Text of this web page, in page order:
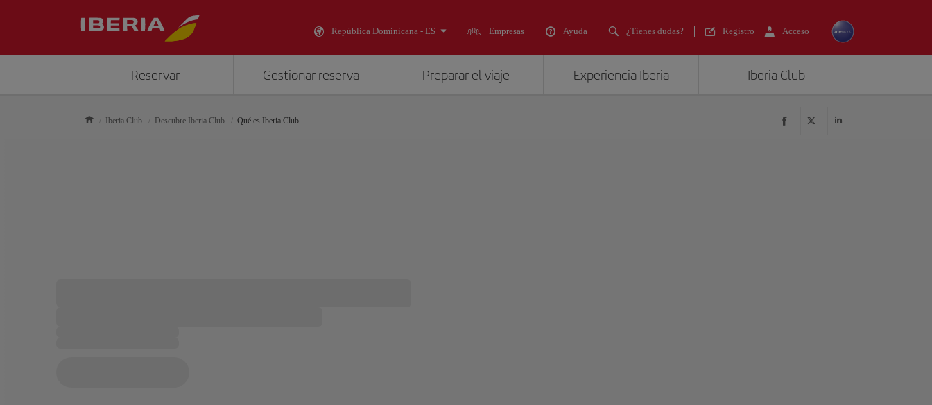
República Dominicana - ES Empresas Ayuda ¿Tienes dudas? Registro Acceso
Reservar Gestionar reserva Preparar el viaje Experiencia Iberia Iberia Club
Iberia Club Descubre Iberia Club Qué es Iberia Club